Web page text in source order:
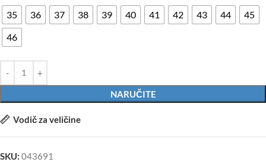
35
36 37 38 39 40 41 42 43 44
45
46
NARUČITE
Vodič za veličine
SKU: 043691